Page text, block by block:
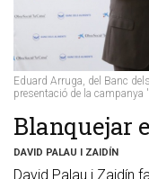
Eduard Arruga, del Banc
presentació de la
Blanquejar
DAVID PALAU I ZAIDÍN
David Palau i Zaidín